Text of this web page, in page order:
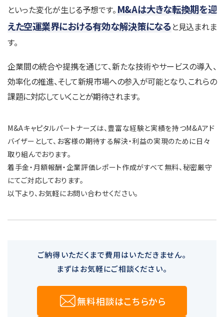
といった変化が生じる予想です。 M&Aは大きな転換期を迎
えた空運業界における有効な解決策になると見込まれま
す。
企業間の統合や提携を通じて、新たな技術やサービスの導入、
効率化の推進、そして新規市場への参入が可能となり、これらの
課題に対応していくことが期待されます。
M&Aキャピタルパートナーズは、豊富な経験と実績を持つM&Aアド
バイザーとして、お客様の期待する解決・利益の実現のために日々
取り組んでおります。
着手金・月額報酬・企業評価レポート作成がすべて無料、秘密厳守
にてご対応しております。
以下より、お気軽にお問い合わせください。
ご納得いただくまで費用はいただきません。
まずはお気軽にご相談ください。
無料相談はこちらから